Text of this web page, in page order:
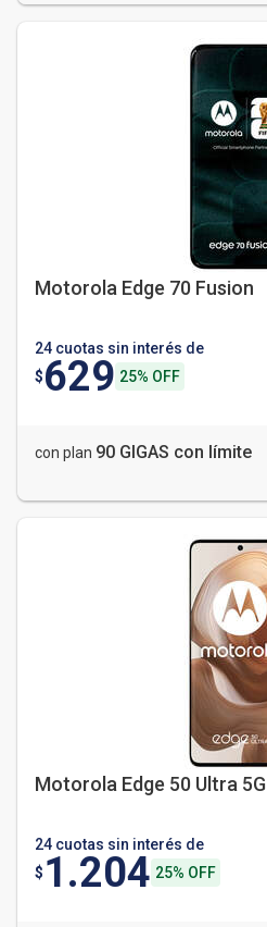
Motorola Edge 70 Fusion
24 cuotas sin interés de
$629 25% OFF
con plan 90 GIGAS con límite
Motorola Edge 50 Ultra 5G
24 cuotas sin interés de
$ 1.204 25% OFF